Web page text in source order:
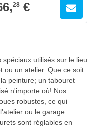
28 €
utilisés sur le lieu
ou un atelier. Que ce soit
peinture; un tabouret
n'importe où! Nos
robustes, ce qui
ou le garage.
sont réglables en